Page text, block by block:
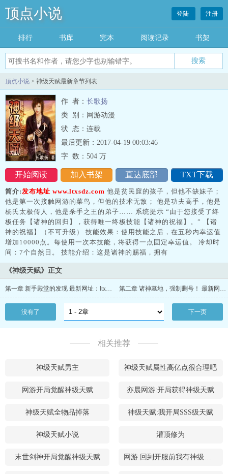
顶点小说
搜索
登陆 注册
排行 书库 完本 阅读记录 书架
顶点小说 > 神级天赋最新章节列表
作 者： 长歌扬
类 别：网游动漫
状 态：连载
开始阅读 加入书架 直达底部 TXT下载
最后更新：2017-04-19 00:03:46
字 数： 504 万
简介:发布地址 www.ltxsdz.com 他是贫民窟的孩子，但他不缺妹子；
他是第一次接触网游的菜鸟，但他的技术无敌； 他是功夫高手，他是
杨氏太极传人，他是杀手之王的弟子…… 系统提示 “由于您接受了终
极任务【诸神的回归】，获得唯一终极技能【诸神的祝福】。” 【诸
神的祝福】（不可升级） 技能效果：使用技能之后，在五秒内幸运值
增加10000点。每使用一次本技能，将获得一点固定幸运值。 冷却时
间：7个自然日。 技能介绍：这是诸神的赐福，拥有
《神级天赋》正文
第一章 新手殿堂的发现 最新网址：ltxsfb.com 第二章 诸神墓地，强制删号！ 最新网址：ltxsfb.com
没有了 下一页
相关推荐
神级天赋男主 神级天赋属性高亿点很合理吧
网游开局觉醒神级天赋 亦晨网游:开局获得神级天赋
神级天赋全物品掉落 神级天赋:我开局SSS级天赋
神级天赋小说 灌顶修为
末世剑神开局觉醒神级天赋 网游:回到开服前我有神级天赋